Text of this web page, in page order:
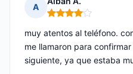
A
Nota: 4 de 5
muy atentos al teléfono.
me llamaron para
siguiente, ya que estaba